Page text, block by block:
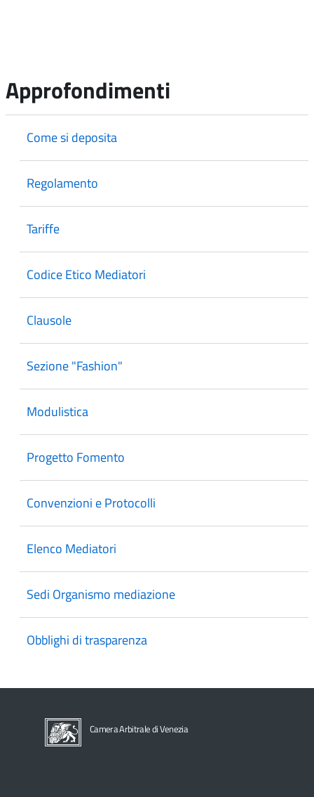
Approfondimenti
Come si deposita
Regolamento
Tariffe
Codice Etico Mediatori
Clausole
Sezione "Fashion"
Modulistica
Progetto Fomento
Convenzioni e Protocolli
Elenco Mediatori
Sedi Organismo mediazione
Obblighi di trasparenza
Camera Arbitrale di Venezia